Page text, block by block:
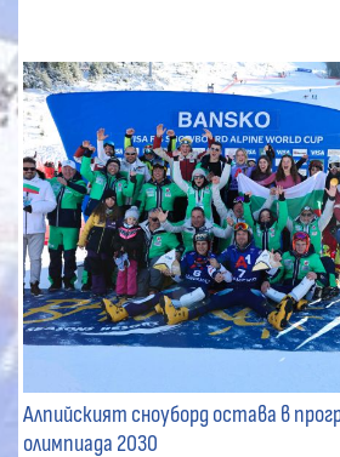
Алпийският сноуборд остава в
олимпиада 2030